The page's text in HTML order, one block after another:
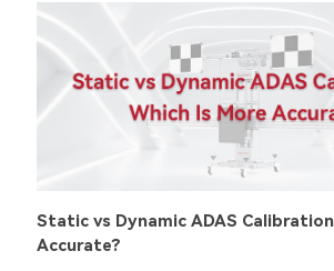
Static vs Dynamic ADAS
Accurate?